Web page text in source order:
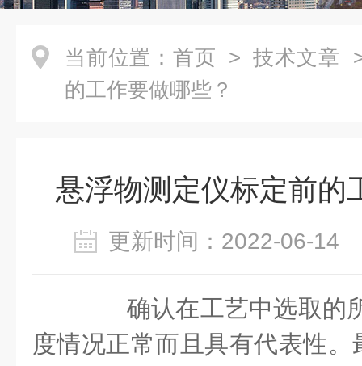
当前位置： 首页 > 技术文章
的工作要做哪些？
悬浮物测定仪标定前的
更新时间：2022-06-
确认在工艺中选取的
度情况正常而且具有代表性